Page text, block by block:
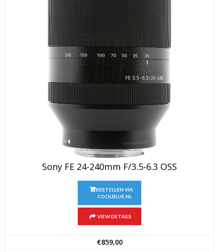
Sony FE 24-240mm F/3.5-6.3 OSS
BESTELLEN VIA
COOLBLUE.NL
VIEW DETAILS
€859,00